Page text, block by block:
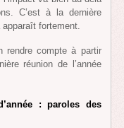
C’est à la dernière
apparaît fortement.
rendre compte à partir
réunion de l’année
: paroles des